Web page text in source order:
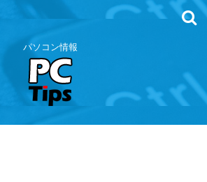
パソコン情報